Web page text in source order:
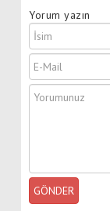
Yorum yazın
GÖNDER